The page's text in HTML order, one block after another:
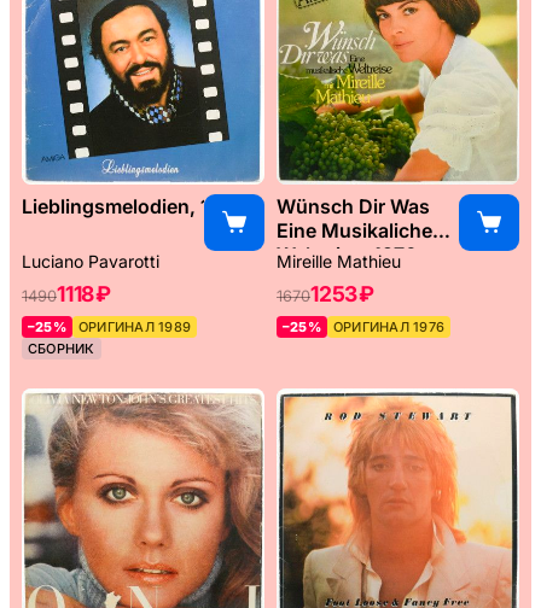
Lieblingsmelodien, 1989
Luciano Pavarotti
14901118 ₽
–25%
ОРИГИНАЛ 1989
СБОРНИК
Wünsch Dir Was
Eine Musikaliche
Weltreise, 1976
Mireille Mathieu
16701253 ₽
–25% ОРИГИНАЛ 1976